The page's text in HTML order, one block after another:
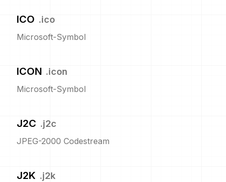
ICO .ico
Microsoft-Symbol
ICON .icon
Microsoft-Symbol
J2C .j2c
JPEG-2000 Codestream
J2K .j2k